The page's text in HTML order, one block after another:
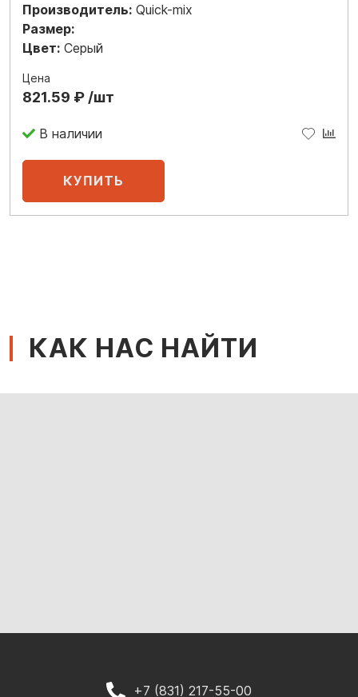
Производитель: Quick-mix
Размер:
Цвет: Серый
Цена
821.59 ₽ /шт
В наличии
КАК НАС НАЙТИ
+7 (831) 217-55-00